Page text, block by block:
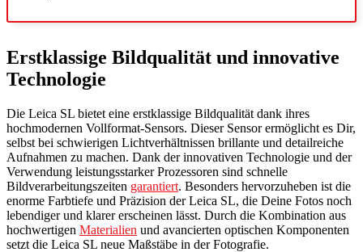
Erstklassige Bildqualität und innovative
Technologie
Die Leica SL bietet eine erstklassige Bildqualität dank ihres
hochmodernen Vollformat-Sensors. Dieser Sensor ermöglicht es Dir,
selbst bei schwierigen Lichtverhältnissen brillante und detailreiche
Aufnahmen zu machen. Dank der innovativen Technologie und der
Verwendung leistungsstarker Prozessoren sind schnelle
Bildverarbeitungszeiten garantiert. Besonders hervorzuheben ist die
enorme Farbtiefe und Präzision der Leica SL, die Deine Fotos noch
lebendiger und klarer erscheinen lässt. Durch die Kombination aus
hochwertigen Materialien und avancierten optischen Komponenten
setzt die Leica SL neue Maßstäbe in der Fotografie.